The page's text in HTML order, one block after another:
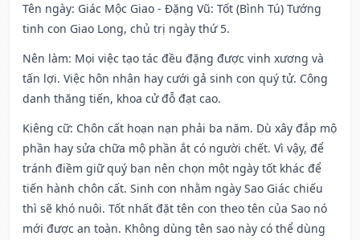
Tên ngày: Giác Mộc Giao - Đặng Vũ: Tốt (Bình Tú) Tướng
tinh con Giao Long, chủ trị ngày thứ 5.
Nên làm: Mọi việc tạo tác đều đặng được vinh xương và
tấn lợi. Việc hôn nhân hay cưới gả sinh con quý tử. Công
danh thăng tiến, khoa cử đỗ đạt cao.
Kiêng cữ: Chôn cất hoạn nạn phải ba năm. Dù xây đắp mộ
phần hay sửa chữa mộ phần ắt có người chết. Vì vậy, để
tránh điềm giữ quý bạn nên chọn một ngày tốt khác để
tiến hành chôn cất. Sinh con nhằm ngày Sao Giác chiếu
thì sẽ khó nuôi. Tốt nhất đặt tên con theo tên của Sao nó
mới được an toàn. Không dùng tên sao này có thể dùng